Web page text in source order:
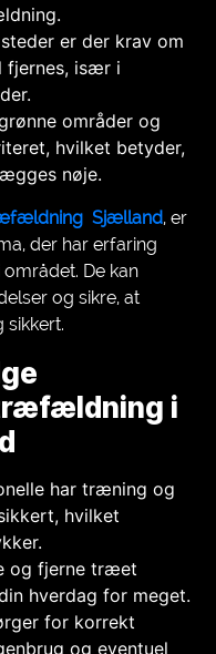
er der krav om
fjernes, især i
områder og
hvilket betyder,
nøje.
Sjælland, er
der har erfaring
De kan
og sikre, at
sikkert.
i
har træning og
hvilket
og fjerne træet
hverdag for meget.
for korrekt
og eventuel